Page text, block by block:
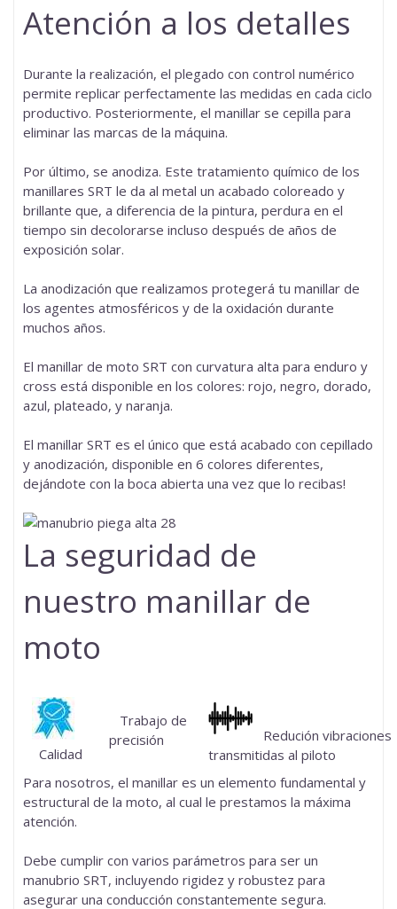
Atención a los detalles
Durante la realización, el plegado con control numérico
permite replicar perfectamente las medidas en cada ciclo
productivo. Posteriormente, el manillar se cepilla para
eliminar las marcas de la máquina.
Por último, se anodiza. Este tratamiento químico de los
manillares SRT le da al metal un acabado coloreado y
brillante que, a diferencia de la pintura, perdura en el
tiempo sin decolorarse incluso después de años de
exposición solar.
La anodización que realizamos protegerá tu manillar de
los agentes atmosféricos y de la oxidación durante
muchos años.
El manillar de moto SRT con curvatura alta para enduro y
cross está disponible en los colores: rojo, negro, dorado,
azul, plateado, y naranja.
El manillar SRT es el único que está acabado con cepillado
y anodización, disponible en 6 colores diferentes,
dejándote con la boca abierta una vez que lo recibas!
La seguridad de
nuestro manillar de
moto
Calidad
Trabajo de
precisión
Redución vibraciones
transmitidas al piloto
Para nosotros, el manillar es un elemento fundamental y
estructural de la moto, al cual le prestamos la máxima
atención.
Debe cumplir con varios parámetros para ser un
manubrio SRT, incluyendo rigidez y robustez para
asegurar una conducción constantemente segura.